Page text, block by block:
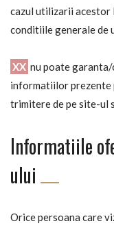
cazul utilizarii acestor
conditiile generale de
XX nu poate
informatiilor prezente
trimitere de pe site-ul
Informatiile
ului
Orice persoana care